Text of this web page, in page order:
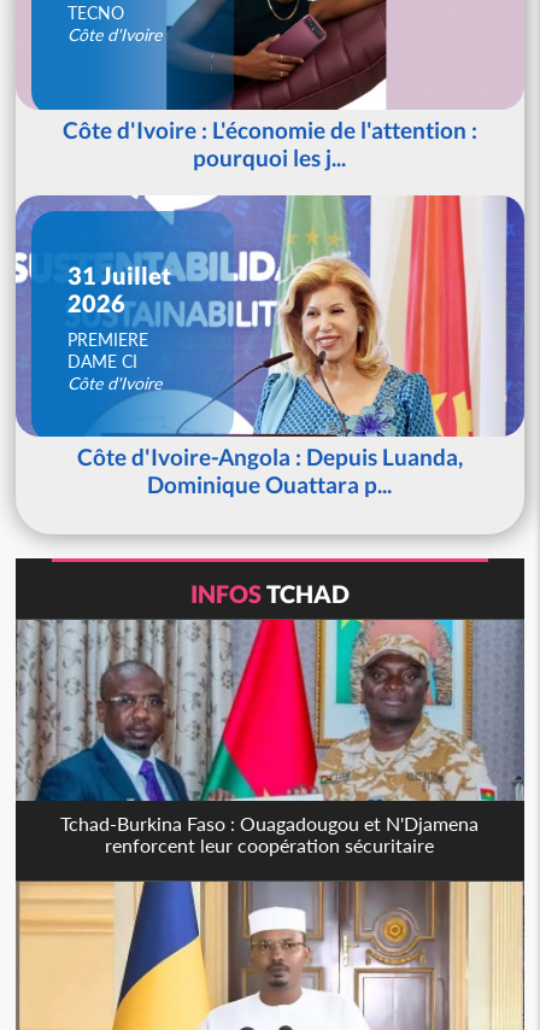
TECNO
Côte d'Ivoire
Côte d'Ivoire : L'économie de l'attention :
pourquoi les j...
31 Juillet
2026
PREMIERE
DAME CI
Côte d'Ivoire
Côte d'Ivoire-Angola : Depuis Luanda,
Dominique Ouattara p...
INFOSTCHAD
Tchad-Burkina Faso : Ouagadougou et N'Djamena
renforcent leur coopération sécuritaire